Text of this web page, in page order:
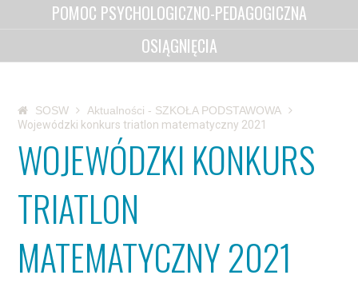
POMOC PSYCHOLOGICZNO-PEDAGOGICZNA
OSIĄGNIĘCIA
SOSW
Aktualności - SZKOŁA PODSTAWOWA
Wojewódzki konkurs triatlon matematyczny 2021
WOJEWÓDZKI KONKURS
TRIATLON
MATEMATYCZNY 2021